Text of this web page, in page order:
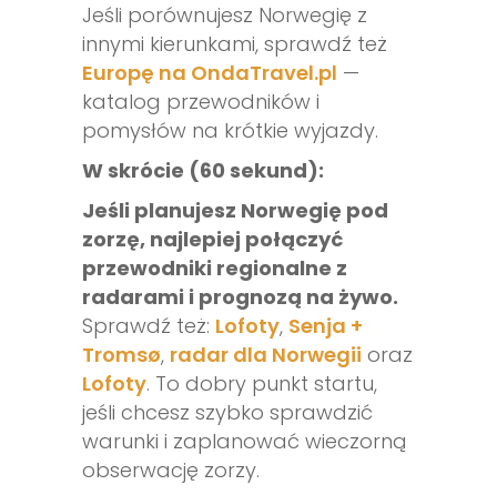
Jeśli porównujesz Norwegię z
innymi kierunkami, sprawdź też
Europę na OndaTravel.pl —
katalog przewodników i
pomysłów na krótkie wyjazdy.
W skrócie (60 sekund):
Jeśli planujesz Norwegię pod
zorzę, najlepiej połączyć
przewodniki regionalne z
radarami i prognozą na żywo.
Sprawdź też: Lofoty, Senja +
Tromsø, radar dla Norwegii oraz
Lofoty. To dobry punkt startu,
jeśli chcesz szybko sprawdzić
warunki i zaplanować wieczorną
obserwację zorzy.